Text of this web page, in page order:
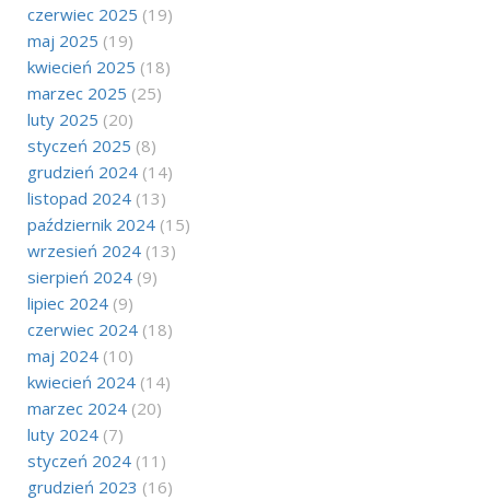
czerwiec 2025 (19)
maj 2025 (19)
kwiecień 2025 (18)
marzec 2025 (25)
luty 2025 (20)
styczeń 2025 (8)
grudzień 2024 (14)
listopad 2024 (13)
październik 2024 (15)
wrzesień 2024 (13)
sierpień 2024 (9)
lipiec 2024 (9)
czerwiec 2024 (18)
maj 2024 (10)
kwiecień 2024 (14)
marzec 2024 (20)
luty 2024 (7)
styczeń 2024 (11)
grudzień 2023 (16)